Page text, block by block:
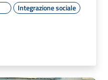
Integrazione sociale